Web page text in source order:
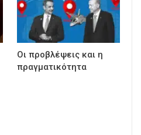
Οι προβλέψεις και η
πραγματικότητα